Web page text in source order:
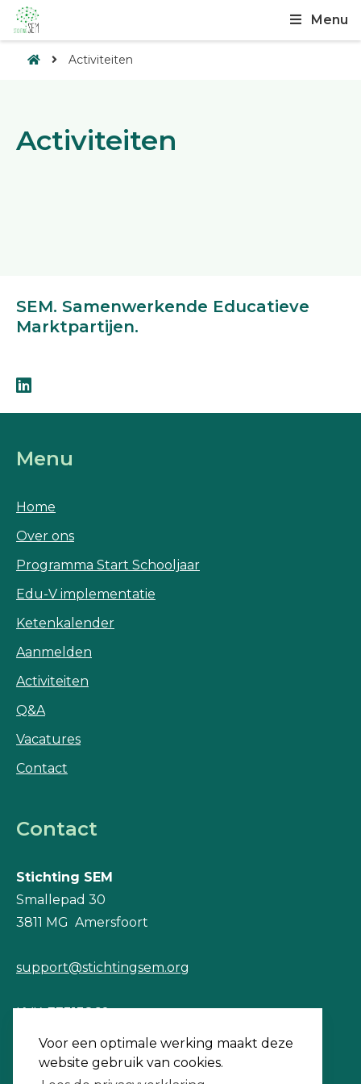
Voor een optimale werking maakt deze
website gebruik van cookies.
Menu
Activiteiten
Activiteiten
SEM. Samenwerkende Educatieve
Marktpartijen.
Menu
Home
Over ons
Programma Start Schooljaar
Edu-V implementatie
Ketenkalender
Aanmelden
Activiteiten
Q&A
Vacatures
Contact
Contact
Stichting SEM
Smallepad 30
3811 MG Amersfoort
support@stichtingsem.org
KVK: 77313860
Bank Triodos: NL22TRIO0788925571
BTW nr: 856690478B01